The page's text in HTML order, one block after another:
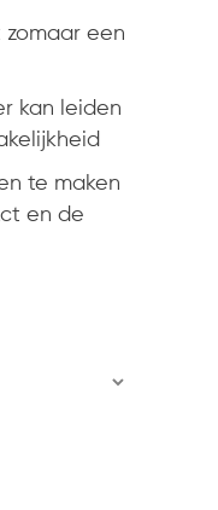
een
kan leiden
te maken
en de